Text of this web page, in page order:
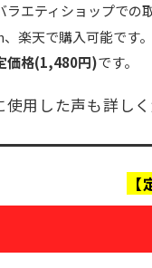
ラエティショップでの
楽天で購入可能です。
価格(1,480円)です。
用した声も詳し